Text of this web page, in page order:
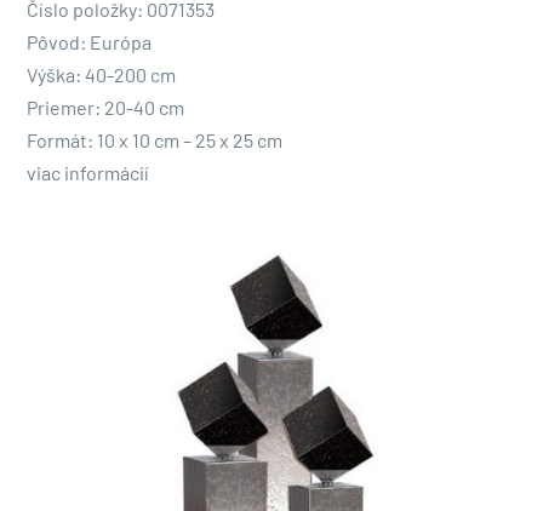
Číslo položky: 0071353
Pôvod: Európa
Výška: 40-200 cm
Priemer: 20-40 cm
Formát: 10 x 10 cm – 25 x 25 cm
viac informácií